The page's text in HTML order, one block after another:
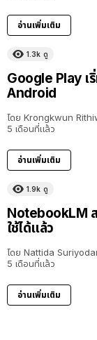
อ่านเพิ่มเติม
1.3k ดู
Google Play เ
Android
โดย Krongkwun
5 เดือนที่แล้ว
อ่านเพิ่มเติม
1.9k ดู
NotebookLM
ใช้ได้แล้ว
โดย Nattida
5 เดือนที่แล้ว
อ่านเพิ่มเติม